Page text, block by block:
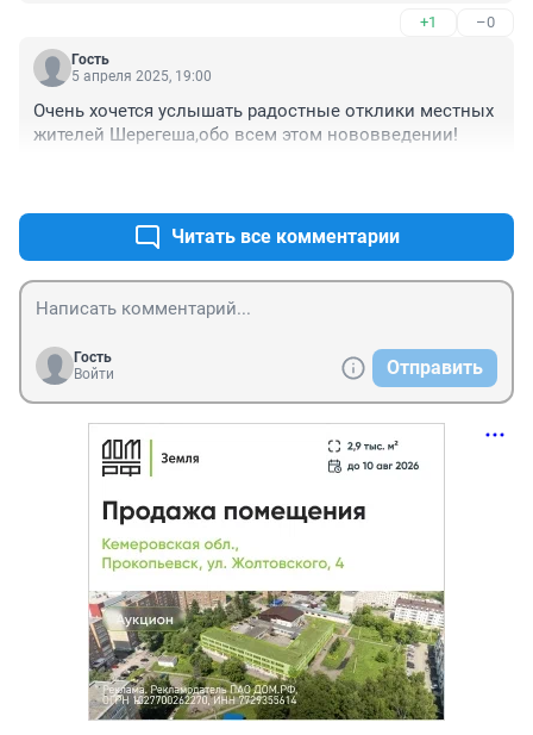
как всегда утекут в карманы чиновников.прибыль
получают только владельцы отелей.а они и так люди
далеко не бедные,должны обустраивать свой курорт
+1 –0
Гость
5 апреля 2025, 19:00
Очень хочется услышать радостные отклики местных
жителей Шерегеша,обо всем этом нововведении!
Читать все комментарии
Гость
Войти
Отправить